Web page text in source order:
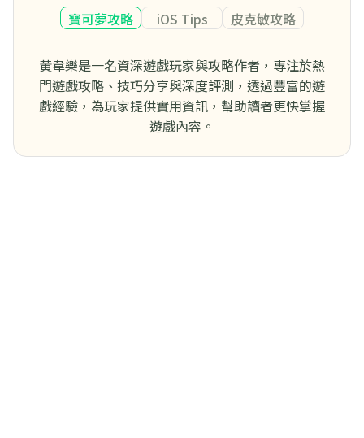
寶可夢攻略 iOS Tips 皮克敏攻略
黃韋樂是一名資深遊戲玩家與攻略作者，專注於熱
門遊戲攻略、技巧分享與深度評測，透過豐富的遊
戲經驗，為玩家提供實用資訊，幫助讀者更快掌握
遊戲內容。